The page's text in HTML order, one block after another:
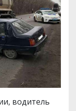
водитель